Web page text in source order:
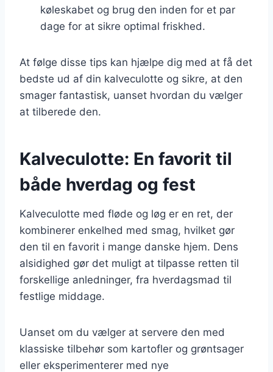
køleskabet og brug den inden for et par
dage for at sikre optimal friskhed.
At følge disse tips kan hjælpe dig med at få det
bedste ud af din kalveculotte og sikre, at den
smager fantastisk, uanset hvordan du vælger
at tilberede den.
Kalveculotte: En favorit til
både hverdag og fest
Kalveculotte med fløde og løg er en ret, der
kombinerer enkelhed med smag, hvilket gør
den til en favorit i mange danske hjem. Dens
alsidighed gør det muligt at tilpasse retten til
forskellige anledninger, fra hverdagsmad til
festlige middage.
Uanset om du vælger at servere den med
klassiske tilbehør som kartofler og grøntsager
eller eksperimenterer med nye